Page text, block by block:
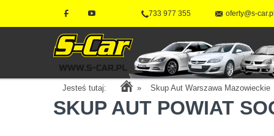
733 977 355 oferty@s-
Jesteś tutaj: » Skup Aut Warszawa Mazowieckie
SKUP AUT POWIAT